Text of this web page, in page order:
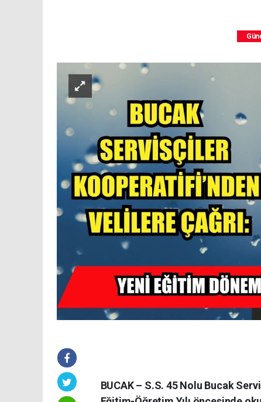
BUCAK – S.S. 45 Nolu Bucak